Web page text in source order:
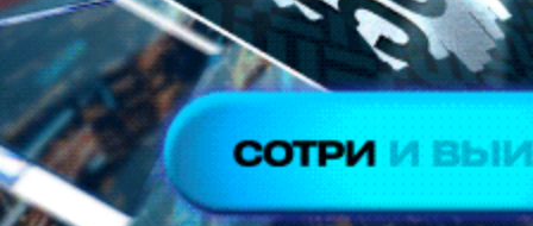
Александр КАНАНОВИЧ
Футзал. Александр Чибисов. Нахожусь в своей команде
Лучшим футзальным тренером Беларуси третий раз был
признан Александр ЧИБИСОВ — он привел “Столицу” к